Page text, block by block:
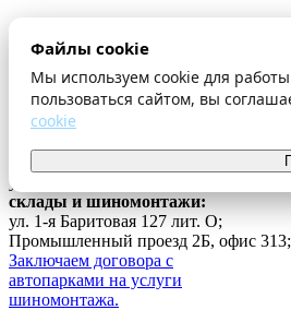
Файлы cookie
Мы используем cookie для
пользоваться сайтом, вы
cookie
Оплата и доставка
Шиномонтаж
Контакты
...
ул. Ферганская 16, офис 209;
склады и шиномонтажи:
ул. 1-я Баритовая 127 лит. О;
Промышленный проезд 2Б, офис 313;
Заключаем договора с
автопарками на услуги
шиномонтажа.